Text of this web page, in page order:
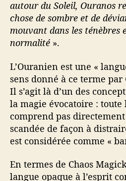
autour du Soleil, Ouranos
chose de sombre et de
mouvant dans les ténèbres
normalité ».
L’Ouranien est une «
sens donné à ce terme par
Il s’agit là d’un des
la magie évocatoire : toute
comprend pas
scandée de façon à
est considérée comme «
En termes de Chaos
langue opaque à l’esprit